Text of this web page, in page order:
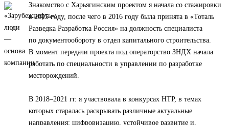
Знакомство с Харьягинским проектом я начала со стажировки
в 2015 году, после чего в 2016 году была принята в «Тоталь
Разведка Разработка Россия» на должность специалиста
по документообороту в отдел капитального строительства.
В момент передачи проекта под операторство ЗНДХ начала
работать по специальности в управлении по разработке
месторождений.
В 2018–2021 гг. я участвовала в конкурсах НТР, в темах
которых старалась раскрывать различные актуальные
направления: цифровизацию, устойчивое развитие и,